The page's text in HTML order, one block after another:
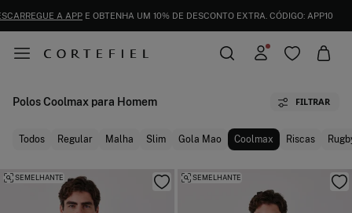
ENVIOS GRÁTIS PARA A LOJA E AO DOMICÍLIO A PARTIR DE 50€
Polos Coolmax para Homem FILTRAR
Todos Regular Malha Slim Gola Mao Coolmax Riscas
SEMELHANTE SEMELHANTE